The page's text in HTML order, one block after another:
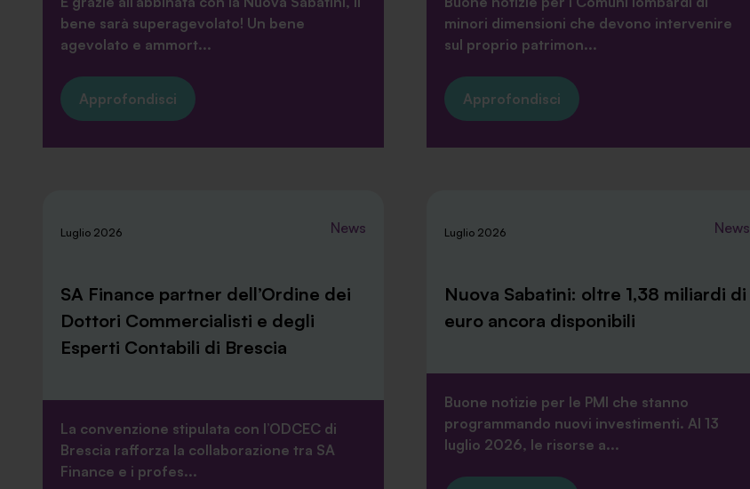
bene sarà superagevolato! Un bene
agevolato e ammort...
Approfondisci
minori dimensioni che devono intervenire
sul proprio patrimon...
Approfondisci
Luglio 2026 News
SA Finance partner dell’Ordine dei
Dottori Commercialisti e degli
Esperti Contabili di Brescia
La convenzione stipulata con l’ODCEC di
Brescia rafforza la collaborazione tra SA
Finance e i profes...
Luglio 2026 News
Nuova Sabatini: oltre 1,38 miliardi di
euro ancora disponibili
Buone notizie per le PMI che stanno
programmando nuovi investimenti. Al 13
luglio 2026, le risorse a...